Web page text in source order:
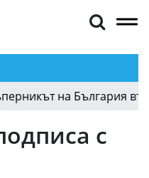
на България във
с